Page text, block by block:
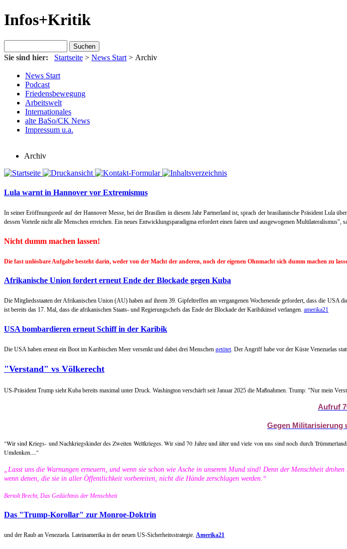
Infos+Kritik
Sie sind hier: Startseite > News Start > Archiv
News Start
Podcast
Friedensbewegung
Arbeitswelt
Internationales
alte BaSo/CK News
Impressum u.a.
Archiv
Lula warnt in Hannover vor Extremismus
In seiner Eröffnungsrede auf der Hannover Messe, bei der Brasilien in diesem Jahr Partnerland ist, sprach der brasilianische Präsident Lula
dessen Vorteile nicht alle Menschen erreichen. Ein neues Entwicklungsparadigma erfordert einen fairen und ausgewogenen Multilateralismus",
Nicht dumm machen lassen!
Die fast unlösbare Aufgabe besteht darin, weder von der Macht der anderen, noch der eigenen Ohnmacht sich dumm machen zu
Afrikanische Union fordert erneut Ende der Blockade gegen Kuba
Die Mitgliedsstaaten der Afrikanischen Union (AU) haben auf ihrem 39. Gipfeltreffen am vergangenen Wochenende gefordert, dass die USA
ist bereits das 17. Mal, dass die afrikanischen Staats- und Regierungschefs das Ende der Blockade der Karibikinsel verlangen. amerika21
USA bombardieren erneut Schiff in der Karibik
Die USA haben erneut ein Boot im Karibischen Meer versenkt und dabei drei Menschen getötet. Der Angriff habe vor der Küste Venezuelas
"Verstand" vs Völkerecht
US-Präsident Trump sieht Kuba bereits maximal unter Druck. Washington verschärft seit Januar 2025 die Maßnahmen. Trump: "Nur mein
Aufruf
Gegen Militarisierung
"Wir sind Kriegs- und Nachkriegskinder des Zweiten Weltkrieges. Wir sind 70 Jahre und älter und viele von uns sind noch durch
Umdenken...."
„Lasst uns die Warnungen erneuern, und wenn sie schon wie Asche in unserem Mund sind! Denn der Menschheit
wenn denen, die sie in aller Öffentlichkeit vorbereiten, nicht die Hände zerschlagen werden.“
Bertolt Brecht, Das Gedächtnis der Menschheit
Das "Trump-Korollar" zur Monroe-Doktrin
und der Raub an Venezuela. Lateinamerika in der neuen US-Sicherheitsstrategie. Amerika21